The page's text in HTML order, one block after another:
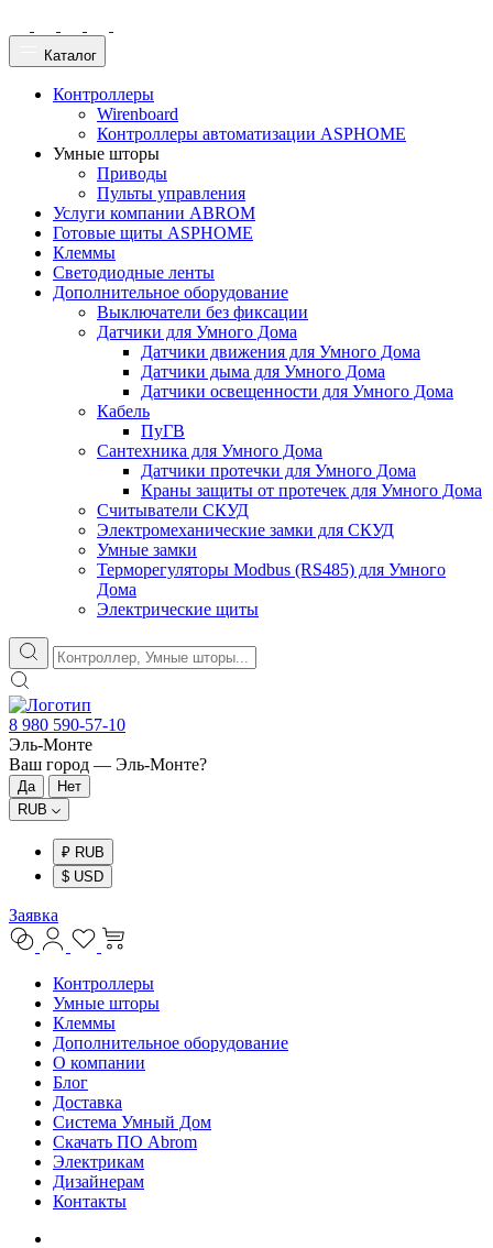
Каталог
Контроллеры
Wirenboard
Контроллеры автоматизации ASPHOME
Умные шторы
Приводы
Пульты управления
Услуги компании ABROM
Готовые щиты ASPHOME
Клеммы
Светодиодные ленты
Дополнительное оборудование
Выключатели без фиксации
Датчики для Умного Дома
Датчики движения для Умного Дома
Датчики дыма для Умного Дома
Датчики освещенности для Умного Дома
Кабель
ПуГВ
Сантехника для Умного Дома
Датчики протечки для Умного Дома
Краны защиты от протечек для Умного Дома
Считыватели СКУД
Электромеханические замки для СКУД
Умные замки
Терморегуляторы Modbus (RS485) для Умного
Дома
Электрические щиты
8 980 590-57-10
Эль-Монте
Ваш город — Эль-Монте?
RUB
₽ RUB
$ USD
Заявка
Контроллеры
Умные шторы
Клеммы
Дополнительное оборудование
О компании
Блог
Доставка
Система Умный Дом
Скачать ПО Abrom
Электрикам
Дизайнерам
Контакты